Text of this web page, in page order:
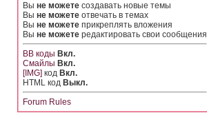
Вы не можете создавать новые темы
Вы не можете отвечать в темах
Вы не можете прикреплять вложения
Вы не можете редактировать свои сообщения
BB коды Вкл.
Смайлы Вкл.
[IMG] код Вкл.
HTML код Выкл.
Forum Rules